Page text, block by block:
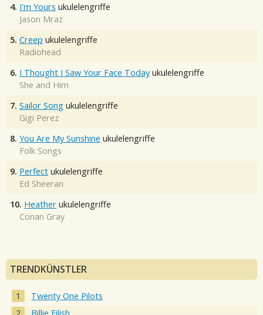
4. I'm Yours ukulelengriffe
Jason Mraz
5. Creep ukulelengriffe
Radiohead
6. I Thought I Saw Your Face Today ukulelengriffe
She and Him
7. Sailor Song ukulelengriffe
Gigi Perez
8. You Are My Sunshine ukulelengriffe
Folk Songs
9. Perfect ukulelengriffe
Ed Sheeran
10. Heather ukulelengriffe
Conan Gray
TRENDKÜNSTLER
Twenty One Pilots